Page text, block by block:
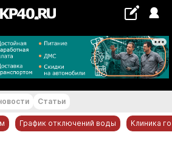
+22...+23 °С
Статьи
График отключений воды Клиника